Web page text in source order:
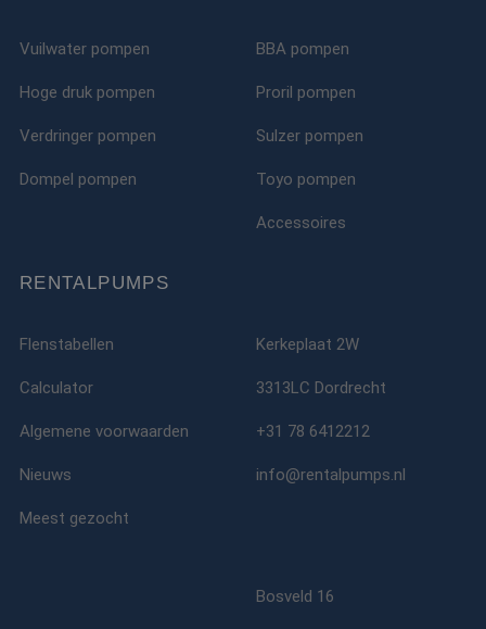
Vuilwater pompen
Hoge druk pompen
Verdringer pompen
Dompel pompen
BBA pompen
Proril pompen
Sulzer pompen
Toyo pompen
Accessoires
RENTALPUMPS
Flenstabellen
Calculator
Algemene voorwaarden
Nieuws
Meest gezocht
Kerkeplaat 2W
3313LC Dordrecht
+31 78 6412212
info@rentalpumps.nl
Bosveld 16